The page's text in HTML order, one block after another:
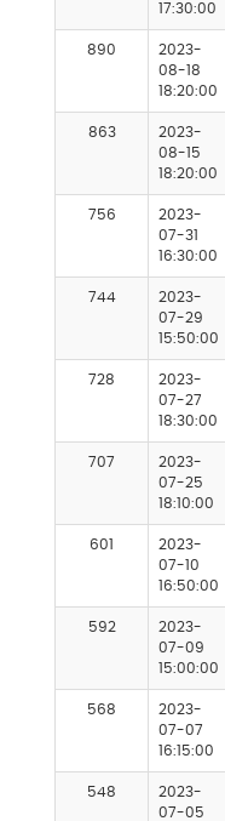
17:30:00
890
2023-
08-18
18:20:00
863
2023-
08-15
18:20:00
756
2023-
07-31
16:30:00
744
2023-
07-29
15:50:00
728
2023-
07-27
18:30:00
707
2023-
07-25
18:10:00
601
2023-
07-10
16:50:00
592
2023-
07-09
15:00:00
568
2023-
07-07
16:15:00
548
2023-
07-05